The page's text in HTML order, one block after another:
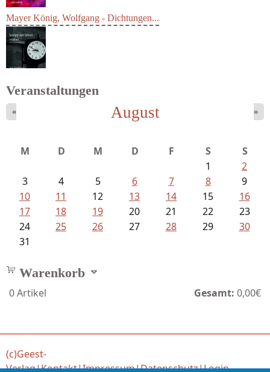
Mayer König, Wolfgang - Dichtungen...
Schaffelhofer, Jörg - knapp am...
Veranstaltungen
August
« »
M D M D F S
S
1
2
3
4 5 6 7 8
9
10
11 12 13 14 15
16
17
18 19 20 21 22
23
24
25 26 27 28 29
30
31
Warenkorb
0Artikel Gesamt: 0,00€
(c)Geest-
Verlag|Kontakt|Impressum|Datenschutz|Login